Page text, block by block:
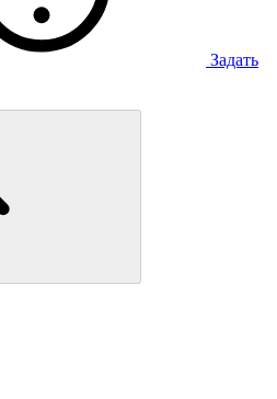
Задать